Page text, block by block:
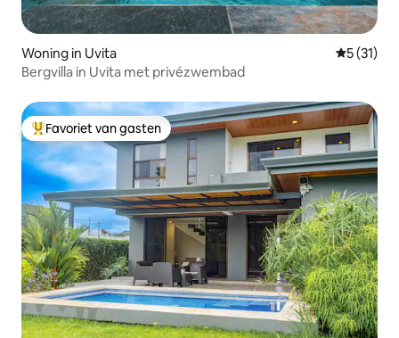
Woning in Uvita
5 (31)
Bergvilla in Uvita met privézwembad
Topfavoriet van gasten
Favoriet van gasten